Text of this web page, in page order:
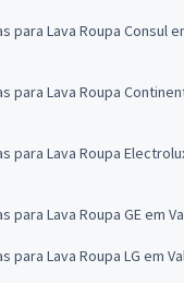
para Lava Roupa Consul
para Lava Roupa
para Lava Roupa
para Lava Roupa GE em
para Lava Roupa LG em